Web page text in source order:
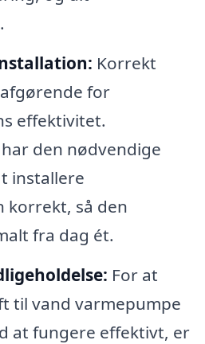
Korrekt
for
effektivitet.
den nødvendige
installere
korrekt, så den
fra dag ét.
For at
til vand varmepumpe
at fungere effektivt, er